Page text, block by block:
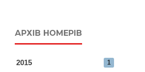
АРХІВ НОМЕРІВ
2015 1